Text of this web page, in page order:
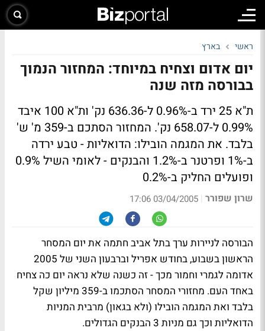
ראשי בארץ
יום אדום וצחיח במיוחד: המחזור הנמוך
בבורסה מזה שנה
ת"א 25 ירד ב-0.96% ל-636.36 נק' ות"א 100 איבד
0.99% ל-658.07 נק'. המחזור הסתכם ב-359 מ' ש'
בלבד. את המגמה הובילו: הדואליות - טבע ירדה
ב-1% ופרטנר ב-1.2% והבנקים - לאומי השיל 0.9%
ופועלים החליק ב-0.2%
שרון שפורר |
03/04/2005 17:06
הבורסה לניירות ערך בתל אביב חתמה את יום המסחר
הראשון בשבוע, בחודש אפריל וברבעון השני של 2005
אדומה לגמרי וחמור מכך - זה כשנה שלא נראה יום כה צחיח
באחד העם. מחזורי המסחר הסתכמו ב-359 מיליון שקל
בלבד ואת המגמה הובילו (ולא בגאון) מרבית המניות
הדואליות וכך גם מניות 3 הבנקים הגדולים.